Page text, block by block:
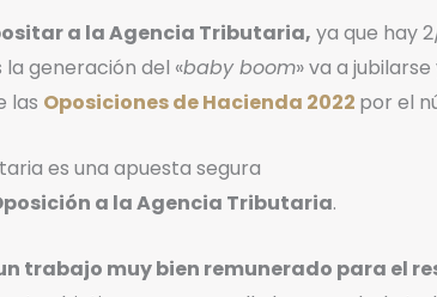
a la Agencia Tributaria, ya que hay
generación del «baby boom» va a
las Oposiciones de Hacienda 2022 por el
es una apuesta segura
a la Agencia Tributaria.
trabajo muy bien remunerado para el